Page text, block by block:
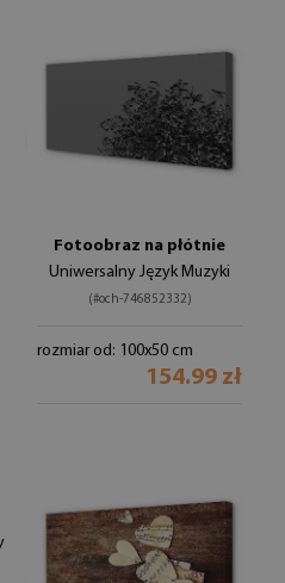
Fotoobraz na płótnie
Uniwersalny Język Muzyki
(#och-746852332)
rozmiar od: 100x50 cm
154.99 zł